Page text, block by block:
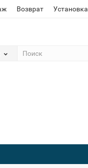
Возврат Установка